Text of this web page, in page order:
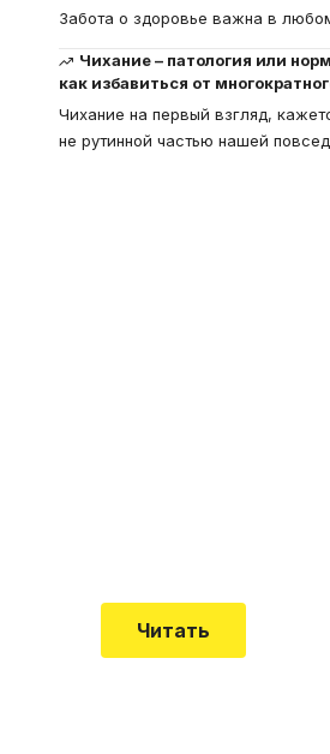
Забота о здоровье важна в
Чихание – патология или
как избавиться от
Чихание на первый взгляд,
не рутинной частью нашей
Читать